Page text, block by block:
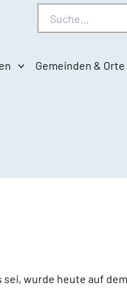
Suche
Gemeinden & Orte
wurde heute auf